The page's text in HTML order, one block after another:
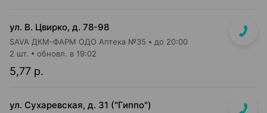
ул. В. Цвирко, д. 78-98
SAVA ДКМ-ФАРМ ОДО Аптека №35 до 20:00
5,77 р.
2 шт. обновл. в 19:02
ул. Сухаревская, д. 31 ("Гиппо")